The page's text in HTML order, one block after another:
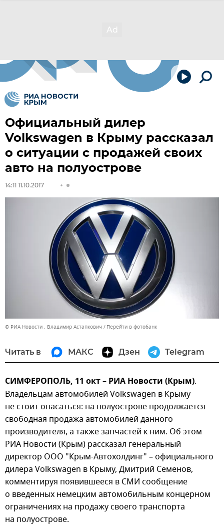
Официальный дилер
Volkswagen в Крыму рассказал
о ситуации с продажей своих
авто на полуострове
14:11 11.10.2017
© РИА Новости . Владимир Астапкович Перейти в фотобанк
Читать в МАКС Дзен Telegram
СИМФЕРОПОЛЬ, 11 окт – РИА Новости (Крым).
Владельцам автомобилей Volkswagen в Крыму
не стоит опасаться: на полуострове продолжается
свободная продажа автомобилей данного
производителя, а также запчастей к ним. Об этом
РИА Новости (Крым) рассказал генеральный
директор ООО "Крым-Автохолдинг" – официального
дилера Volkswagen в Крыму, Дмитрий Семенов,
комментируя появившееся в СМИ сообщение
о введенных немецким автомобильным концерном
ограничениях на продажу своего транспорта
на полуострове.